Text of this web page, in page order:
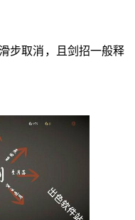
步取消，且剑招一般释